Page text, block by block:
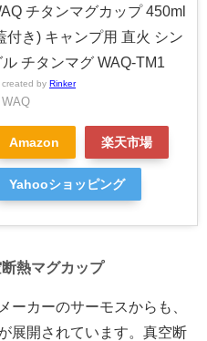
チタンマグカップ 450ml
付き) キャンプ用 直火 シン
ル チタンマグ WAQ-TM1
created by Rinker
WAQ
Amazon 楽天市場
Yahooショッピング
熱マグカップ
ーカーのサーモスからも、
展開されています。真空断